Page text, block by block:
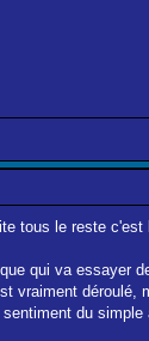
tous le reste c'est
qui va essayer
vraiment
du